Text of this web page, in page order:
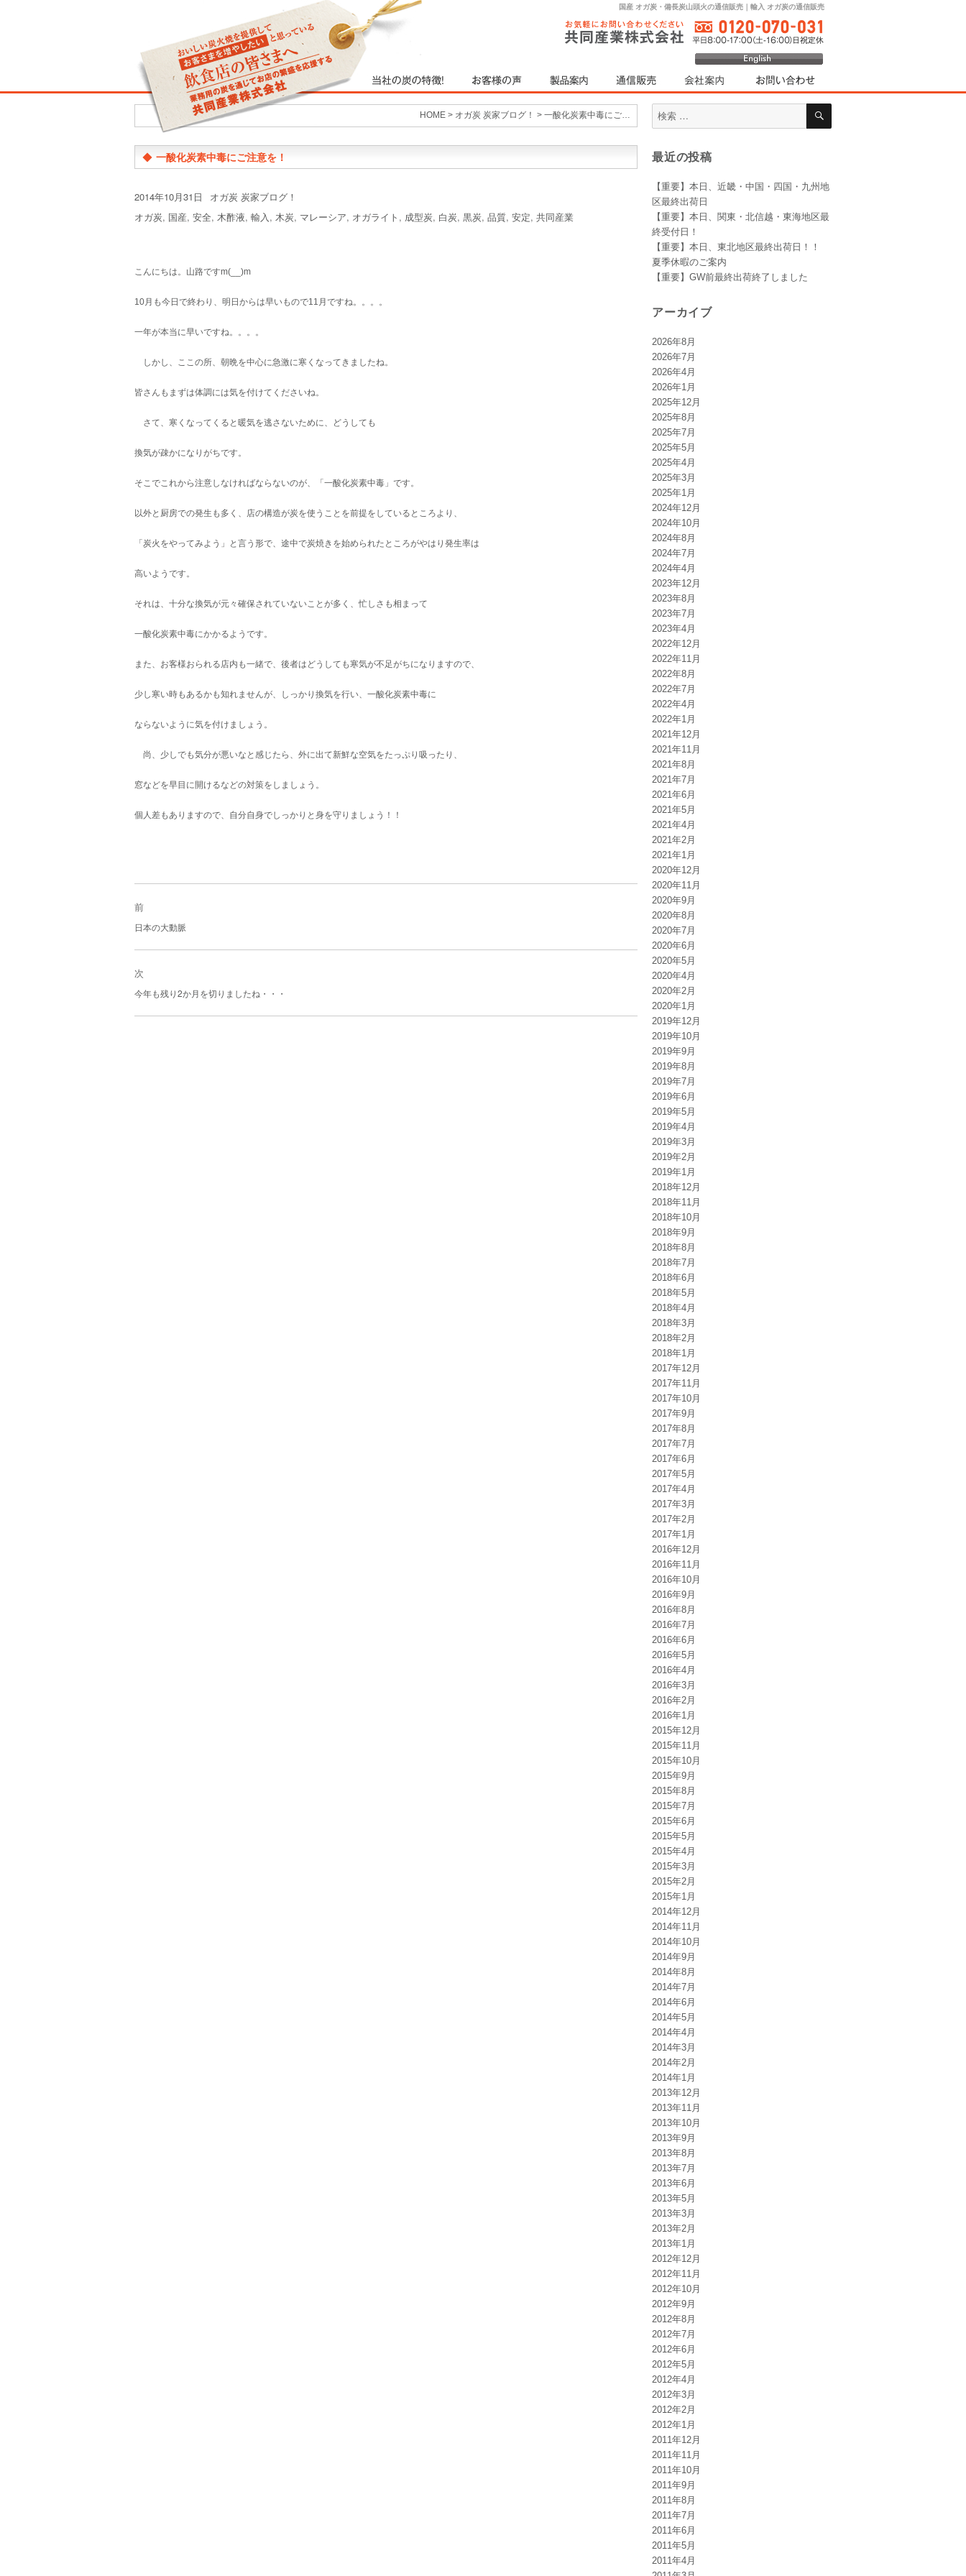
国産 オガ炭・備長炭山頭火の通信販売｜輸入 オガ炭の通信販売
HOME > オガ炭 炭家ブログ！ > 一酸化炭素中毒にご…
◆ 一酸化炭素中毒にご注意を！
投
稿
日:
2014年10月31日
カ
ゴ
オガ炭 炭家ブログ！
タ
オガ炭, 国産, 安全, 木酢液, 輸入 , 木炭, マレーシア, オガライト , 成型炭, 白炭, 黒炭, 品質, 安定, 共同産業
こんにちは。山路ですm(__)m
10月も今日で終わり、明日からは早いもので11月ですね。。。。
一年が本当に早いですね。。。。
しかし、ここの所、朝晩を中心に急激に寒くなってきましたね。
皆さんもまずは体調には気を付けてくださいね。
さて、寒くなってくると暖気を逃さないために、どうしても
換気が疎かになりがちです。
そこでこれから注意しなければならないのが、「一酸化炭素中毒」です。
以外と厨房での発生も多く、店の構造が炭を使うことを前提をしているところより、
「炭火をやってみよう」と言う形で、途中で炭焼きを始められたところがやはり発生率は
高いようです。
それは、十分な換気が元々確保されていないことが多く、忙しさも相まって
一酸化炭素中毒にかかるようです。
また、お客様おられる店内も一緒で、後者はどうしても寒気が不足がちになりますので、
少し寒い時もあるかも知れませんが、しっかり換気を行い、一酸化炭素中毒に
ならないように気を付けましょう。
尚、少しでも気分が悪いなと感じたら、外に出て新鮮な空気をたっぷり吸ったり、
窓などを早目に開けるなどの対策をしましょう。
個人差もありますので、自分自身でしっかりと身を守りましょう！！
投
稿
ナ
ビ
ゲ
ー
シ
ョ
ン
前
過
投
日本の大動脈
次
次
今年も残り2か月を切りましたね・・・
検
索
象:
検
最近の投稿
【重要】本日、近畿・中国・四国・九州地
区最終出荷日
【重要】本日、関東・北信越・東海地区最
終受付日！
【重要】本日、東北地区最終出荷日！！
夏季休暇のご案内
【重要】GW前最終出荷終了しました
アーカイブ
2026年8月
2026年7月
2026年4月
2026年1月
2025年12月
2025年8月
2025年7月
2025年5月
2025年4月
2025年3月
2025年1月
2024年12月
2024年10月
2024年8月
2024年7月
2024年4月
2023年12月
2023年8月
2023年7月
2023年4月
2022年12月
2022年11月
2022年8月
2022年7月
2022年4月
2022年1月
2021年12月
2021年11月
2021年8月
2021年7月
2021年6月
2021年5月
2021年4月
2021年2月
2021年1月
2020年12月
2020年11月
2020年9月
2020年8月
2020年7月
2020年6月
2020年5月
2020年4月
2020年2月
2020年1月
2019年12月
2019年10月
2019年9月
2019年8月
2019年7月
2019年6月
2019年5月
2019年4月
2019年3月
2019年2月
2019年1月
2018年12月
2018年11月
2018年10月
2018年9月
2018年8月
2018年7月
2018年6月
2018年5月
2018年4月
2018年3月
2018年2月
2018年1月
2017年12月
2017年11月
2017年10月
2017年9月
2017年8月
2017年7月
2017年6月
2017年5月
2017年4月
2017年3月
2017年2月
2017年1月
2016年12月
2016年11月
2016年10月
2016年9月
2016年8月
2016年7月
2016年6月
2016年5月
2016年4月
2016年3月
2016年2月
2016年1月
2015年12月
2015年11月
2015年10月
2015年9月
2015年8月
2015年7月
2015年6月
2015年5月
2015年4月
2015年3月
2015年2月
2015年1月
2014年12月
2014年11月
2014年10月
2014年9月
2014年8月
2014年7月
2014年6月
2014年5月
2014年4月
2014年3月
2014年2月
2014年1月
2013年12月
2013年11月
2013年10月
2013年9月
2013年8月
2013年7月
2013年6月
2013年5月
2013年3月
2013年2月
2013年1月
2012年12月
2012年11月
2012年10月
2012年9月
2012年8月
2012年7月
2012年6月
2012年5月
2012年4月
2012年3月
2012年2月
2012年1月
2011年12月
2011年11月
2011年10月
2011年9月
2011年8月
2011年7月
2011年6月
2011年5月
2011年4月